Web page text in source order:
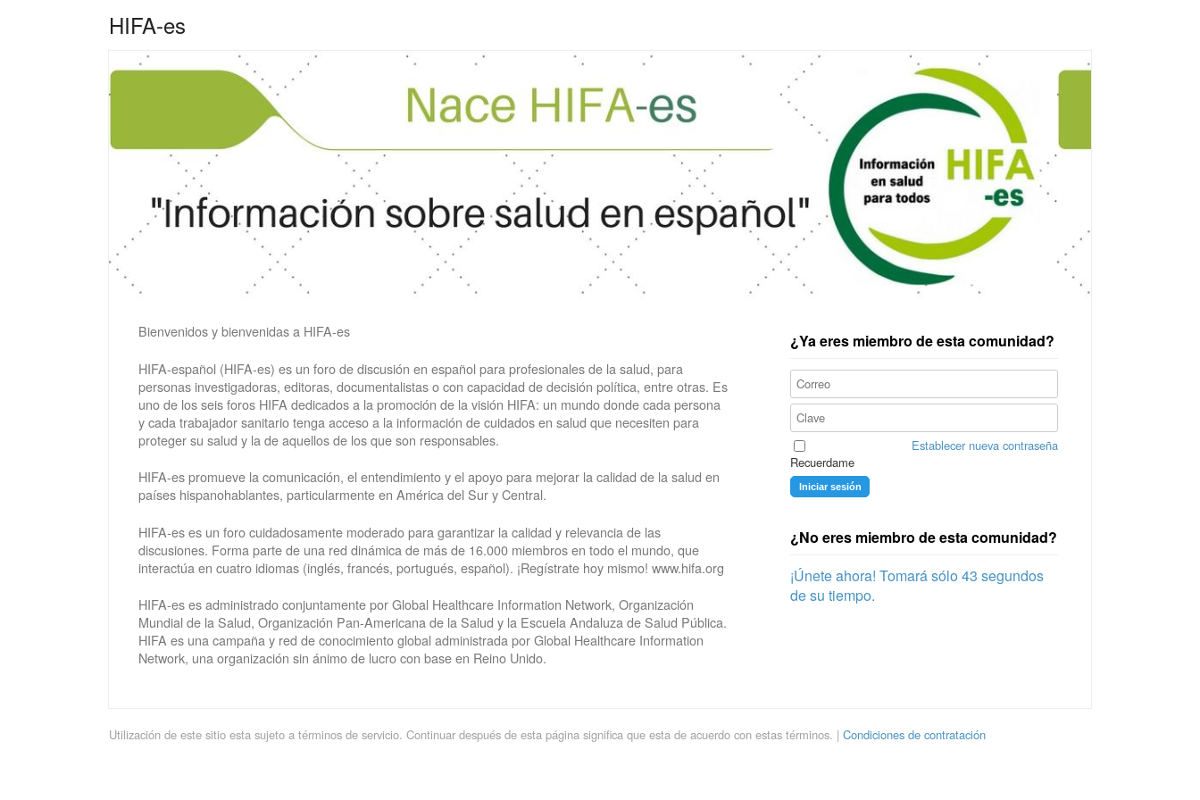
HIFA-es
¿Ya eres miembro de esta comunidad?
Establecer nueva contraseña
Recuerdame
Iniciar sesión
¿No eres miembro de esta comunidad?
¡Únete ahora! Tomará sólo 43 segundos
de su tiempo.
Bienvenidos y bienvenidas a HIFA-es
HIFA-español (HIFA-es) es un foro de discusión en español para profesionales de la salud, para
personas investigadoras, editoras, documentalistas o con capacidad de decisión política, entre otras. Es
uno de los seis foros HIFA dedicados a la promoción de la visión HIFA: un mundo donde cada persona
y cada trabajador sanitario tenga acceso a la información de cuidados en salud que necesiten para
proteger su salud y la de aquellos de los que son responsables.
HIFA-es promueve la comunicación, el entendimiento y el apoyo para mejorar la calidad de la salud en
países hispanohablantes, particularmente en América del Sur y Central.
HIFA-es es un foro cuidadosamente moderado para garantizar la calidad y relevancia de las
discusiones. Forma parte de una red dinámica de más de 16.000 miembros en todo el mundo, que
interactúa en cuatro idiomas (inglés, francés, portugués, español). ¡Regístrate hoy mismo! www.hifa.org
HIFA-es es administrado conjuntamente por Global Healthcare Information Network, Organización
Mundial de la Salud, Organización Pan-Americana de la Salud y la Escuela Andaluza de Salud Pública.
HIFA es una campaña y red de conocimiento global administrada por Global Healthcare Information
Network, una organización sin ánimo de lucro con base en Reino Unido.
Utilización de este sitio esta sujeto a términos de servicio. Continuar después de esta página significa que esta de acuerdo con estas términos. | Condiciones de contratación